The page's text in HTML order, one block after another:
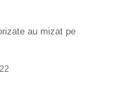
au mizat pe